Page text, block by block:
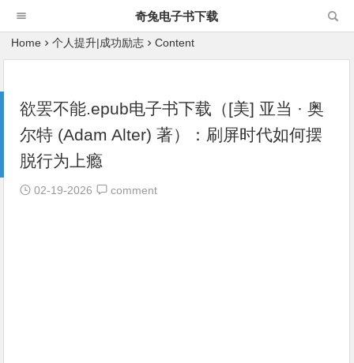
奇兔电子书下载
Home 个人提升|成功励志 Content
欲罢不能.epub电子书下载（[美] 亚当 · 奥
尔特 (Adam Alter) 著）：刷屏时代如何摆
脱行为上瘾
02-19-2026 comment